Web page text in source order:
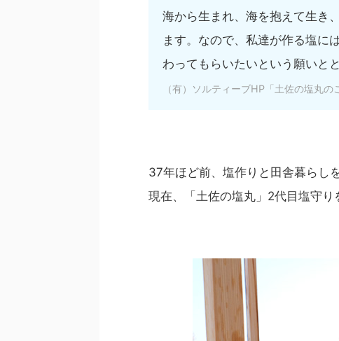
海から生まれ、海を抱えて生き
ます。なので、私達が作る塩に
わってもらいたいという願いと
（有）ソルティーブHP「土佐の塩丸の
37年ほど前、塩作りと田舎暮らし
現在、「土佐の塩丸」2代目塩守り